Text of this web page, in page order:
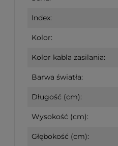
Index:
Kolor:
Kolor kabla zasilania:
Barwa światła:
Długość (cm):
Wysokość (cm):
Głębokość (cm):